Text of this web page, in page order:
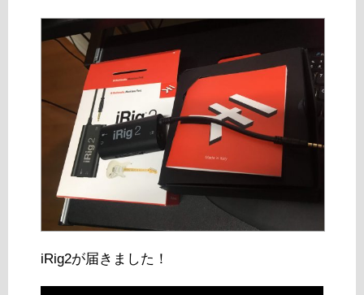
iRig2が届きました！